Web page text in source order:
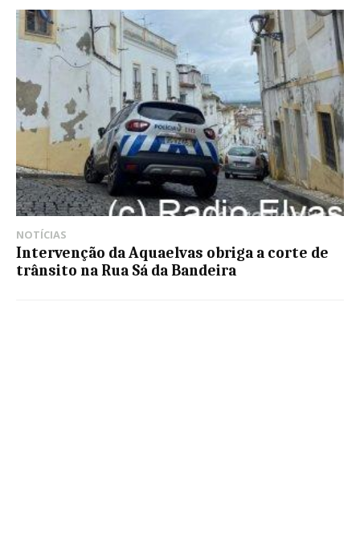
NOTÍCIAS
Intervenção da Aquaelvas obriga a corte de
trânsito na Rua Sá da Bandeira